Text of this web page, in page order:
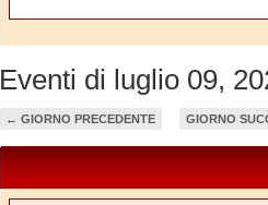
Eventi di luglio 09,
← GIORNO PRECEDENTE GIORNO